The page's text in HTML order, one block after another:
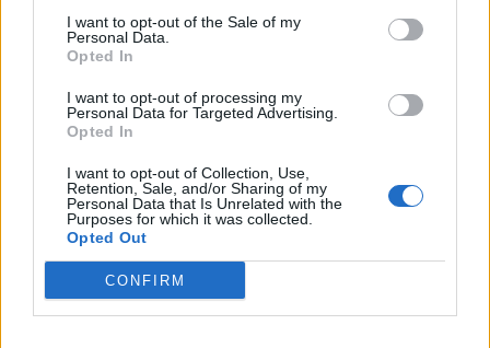
I want to opt-out of the Sale of my
Personal Data.
Opted In
I want to opt-out of processing my
Personal Data for Targeted Advertising.
Opted In
I want to opt-out of Collection, Use,
Retention, Sale, and/or Sharing of my
Personal Data that Is Unrelated with the
Purposes for which it was collected.
Opted Out
CONFIRM
júl 2025
január 2025
november 2024
september 2024
august 2024
júl 2024